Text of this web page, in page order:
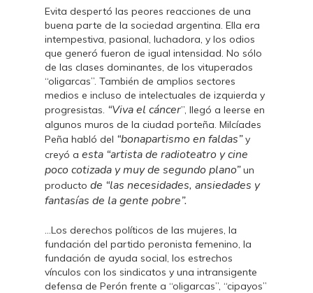
Evita despertó las peores reacciones de una
buena parte de la sociedad argentina. Ella era
intempestiva, pasional, luchadora, y los odios
que generó fueron de igual intensidad. No sólo
de las clases dominantes, de los vituperados
“oligarcas”. También de amplios sectores
medios e incluso de intelectuales de izquierda y
progresistas. “Viva el cáncer”, llegó a leerse en
algunos muros de la ciudad porteña. Milcíades
Peña habló del “bonapartismo en faldas”y
creyó a esta “artista de radioteatro y cine
poco cotizada y muy de segundo plano”un
producto de “las necesidades, ansiedades y
fantasías de la gente pobre”.
…Los derechos políticos de las mujeres, la
fundación del partido peronista femenino, la
fundación de ayuda social, los estrechos
vínculos con los sindicatos y una intransigente
defensa de Perón frente a “oligarcas”, “cipayos”